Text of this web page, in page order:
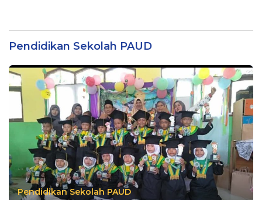
Pendidikan Sekolah PAUD
Pendidikan Sekolah PAUD